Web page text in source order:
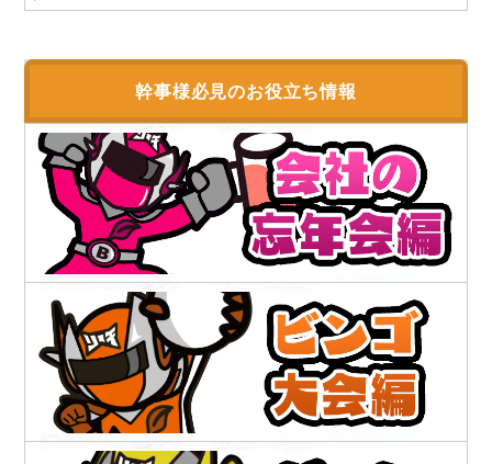
幹事様必見のお役立ち情報